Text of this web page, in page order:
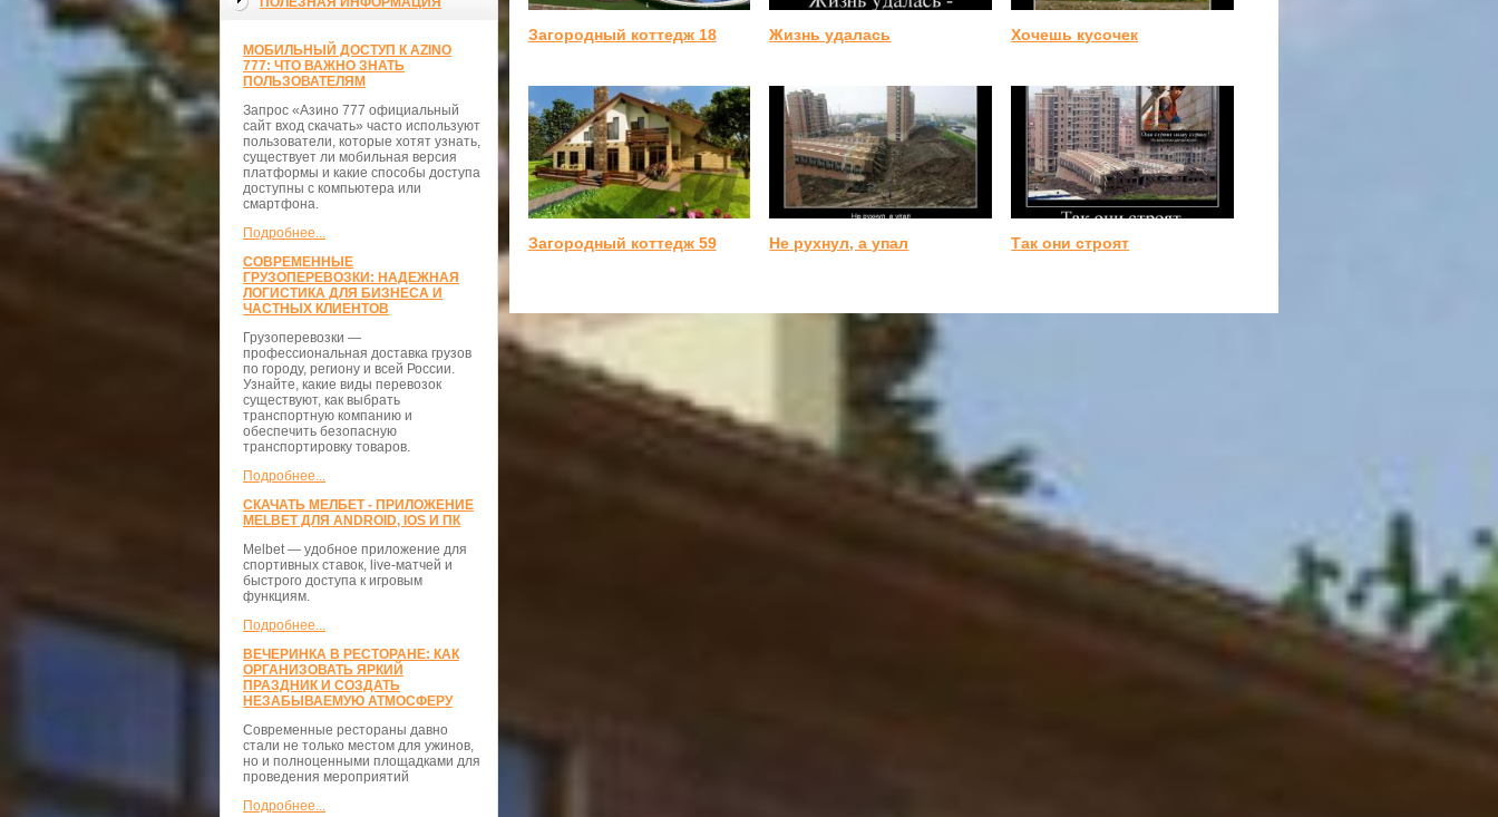
МОБИЛЬНЫЙ ДОСТУП К AZINO
777: ЧТО ВАЖНО ЗНАТЬ
ПОЛЬЗОВАТЕЛЯМ
Запрос «Азино 777 официальный
сайт вход скачать» часто используют
пользователи, которые хотят узнать,
существует ли мобильная версия
платформы и какие способы доступа
доступны с компьютера или
смартфона.
Подробнее...
СОВРЕМЕННЫЕ
ГРУЗОПЕРЕВОЗКИ: НАДЕЖНАЯ
ЛОГИСТИКА ДЛЯ БИЗНЕСА И
ЧАСТНЫХ КЛИЕНТОВ
Грузоперевозки —
профессиональная доставка грузов
по городу, региону и всей России.
Узнайте, какие виды перевозок
существуют, как выбрать
транспортную компанию и
обеспечить безопасную
транспортировку товаров.
Подробнее...
СКАЧАТЬ МЕЛБЕТ - ПРИЛОЖЕНИЕ
MELBET ДЛЯ ANDROID, IOS И ПК
Melbet — удобное приложение для
спортивных ставок, live-матчей и
быстрого доступа к игровым
функциям.
Подробнее...
ВЕЧЕРИНКА В РЕСТОРАНЕ: КАК
ОРГАНИЗОВАТЬ ЯРКИЙ
ПРАЗДНИК И СОЗДАТЬ
НЕЗАБЫВАЕМУЮ АТМОСФЕРУ
Современные рестораны давно
стали не только местом для ужинов,
но и полноценными площадками для
проведения мероприятий
Подробнее...
Загородный коттедж 18 Жизнь удалась Хочешь кусочек
Загородный коттедж 59 Не рухнул, а упал Так они строят